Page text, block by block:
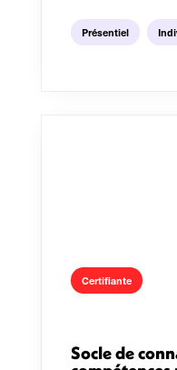
Présentiel
Certifiante
Socle de